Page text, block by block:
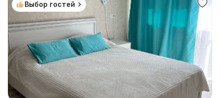
Выбор гостей